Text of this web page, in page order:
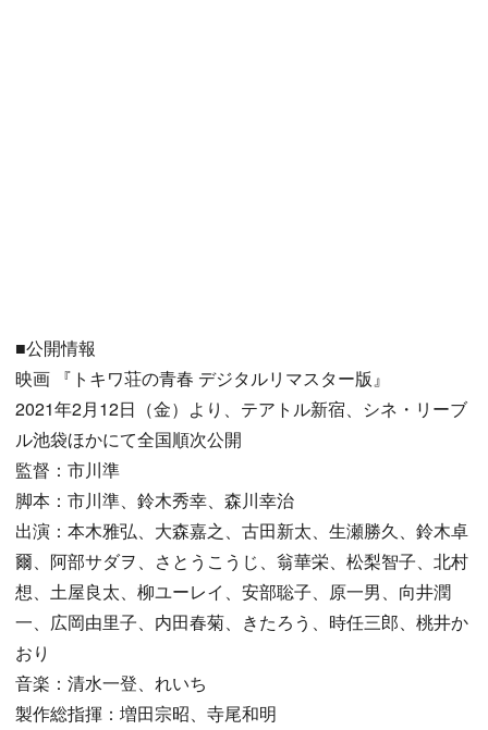
■公開情報
映画 『トキワ荘の青春 デジタルリマスター版』
2021年2月12日（金）より、テアトル新宿、シネ・リーブ
ル池袋ほかにて全国順次公開
監督：市川準
脚本：市川準、鈴木秀幸、森川幸治
出演：本木雅弘、大森嘉之、古田新太、生瀬勝久、鈴木卓
爾、阿部サダヲ、さとうこうじ、翁華栄、松梨智子、北村
想、土屋良太、柳ユーレイ、安部聡子、原一男、向井潤
一、広岡由里子、内田春菊、きたろう、時任三郎、桃井か
おり
音楽：清水一登、れいち
製作総指揮：増田宗昭、寺尾和明